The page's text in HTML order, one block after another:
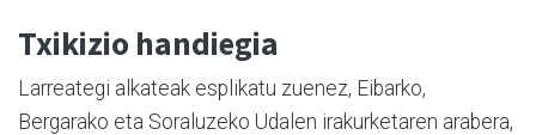
Txikizio handiegia
Larreategi alkateak esplikatu zuenez, Eibarko,
Bergarako eta Soraluzeko Udalen irakurketaren arabera,